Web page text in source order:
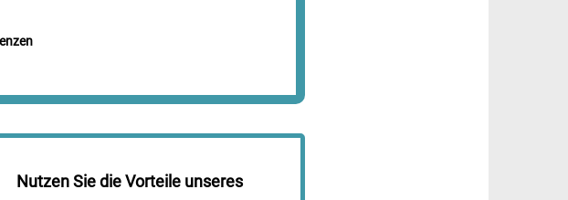
Nutzen Sie die Vorteile unseres